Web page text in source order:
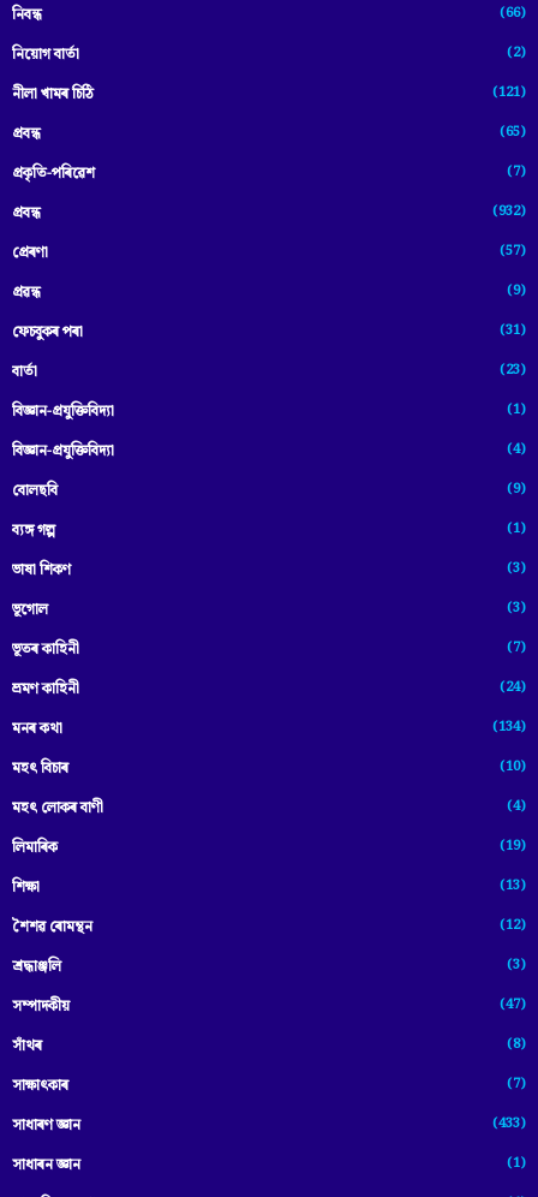
নিবন্ধ (66)
নিয়োগ বাৰ্তা (2)
নীলা খামৰ চিঠি (121)
প্রবন্ধ (65)
প্ৰকৃতি-পৰিৱেশ (7)
প্ৰবন্ধ (932)
প্ৰেৰণা (57)
প্ৰৱন্ধ (9)
ফেচবুকৰ পৰা (31)
বাৰ্তা (23)
বিজ্ঞান-প্রযুক্তিবিদ্যা (1)
বিজ্ঞান-প্ৰযুক্তিবিদ্যা (4)
বোলছবি (9)
ব্যঙ্গ গল্প (1)
ভাষা শিকণ (3)
ভূগোল (3)
ভূতৰ কাহিনী (7)
ভ্ৰমণ কাহিনী (24)
মনৰ কথা (134)
মহৎ বিচাৰ (10)
মহৎ লোকৰ বাণী (4)
লিমাৰিক (19)
শিক্ষা (13)
শৈশৱ ৰোমন্থন (12)
শ্ৰদ্ধাঞ্জলি (3)
সম্পাদকীয় (47)
সাঁথৰ (8)
সাক্ষাৎকাৰ (7)
সাধাৰণ জ্ঞান (433)
সাধাৰন জ্ঞান (1)